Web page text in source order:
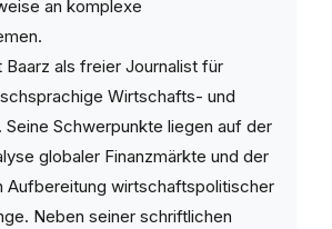
an komplexe
als freier Journalist für
Wirtschafts- und
Seine Schwerpunkte liegen auf der
globaler Finanzmärkte und der
Aufbereitung wirtschaftspolitischer
Neben seiner schriftlichen